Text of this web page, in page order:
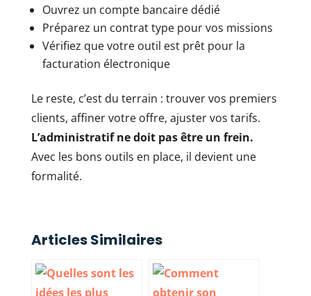
Ouvrez un compte bancaire dédié
Préparez un contrat type pour vos missions
Vérifiez que votre outil est prêt pour la
facturation électronique
Le reste, c’est du terrain : trouver vos premiers
clients, affiner votre offre, ajuster vos tarifs.
L’administratif ne doit pas être un frein.
Avec les bons outils en place, il devient une
formalité.
Articles Similaires